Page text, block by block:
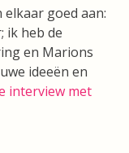
goed aan:
ik heb de
en Marions
ideeën en
interview met